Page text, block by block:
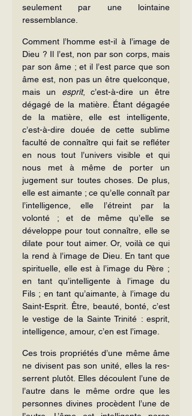
seulement par une lointaine
ressemblance.
Comment l’homme est-il à l’image de
Dieu ? Il l’est, non par son corps, mais
par son âme ; et il l’est parce que son
âme est, non pas un être quel­conque,
mais un esprit, c’est-à-dire un être
dégagé de la matière. Étant dégagée
de la matière, elle est intelligente,
c’est-à-dire douée de cette sublime
faculté de connaître qui fait se refléter
en nous tout l’univers visible et qui
nous met à même de porter un
jugement sur toutes choses. De plus,
elle est aimante ; ce qu’elle connaît par
l’intelligence, elle l’étreint par la
volonté ; et de même qu’elle se
développe pour tout connaître, elle se
dilate pour tout aimer. Or, voilà ce qui
la rend à l’image de Dieu. En tant que
spirituelle, elle est à l’image du Père ;
en tant qu’intelligente à l’image du
Fils ; en tant qu’aimante, à l’image du
Saint-Esprit. Être, beauté, bonté, c’est
le vestige de la Sainte Trinité : esprit,
intelligence, amour, c’en est l’image.
Ces trois propriétés d’une même âme
ne divisent pas son unité, elles la res­
serrent plutôt. Elles découlent l’une de
l’autre dans le même ordre que les
personnes divines procèdent l’une de